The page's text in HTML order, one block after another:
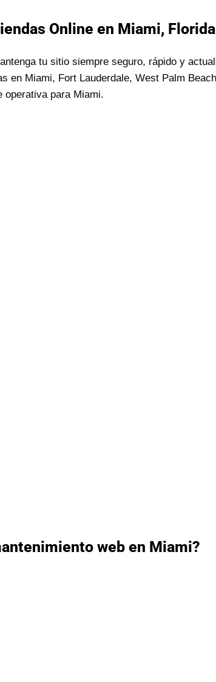
Online en Miami, Florida
tu sitio siempre seguro, rápido y
en Miami, Fort Lauderdale, West Palm
operativa para Miami.
web en Miami?